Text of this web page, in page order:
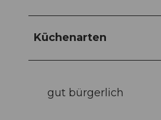
Küchenarten
gut bürgerlich